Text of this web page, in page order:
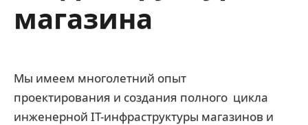
магазина
Мы имеем многолетний опыт
проектирования и создания полного цикла
инженерной IT-инфраструктуры магазинов и